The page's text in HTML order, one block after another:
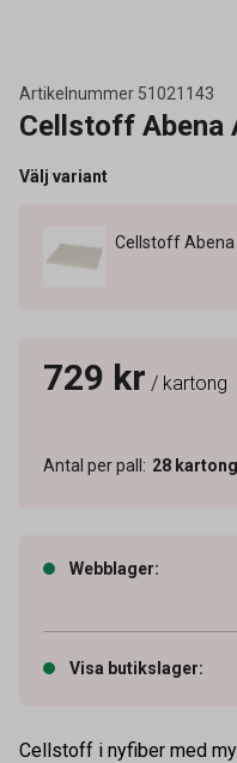
Artikelnummer 51021143
Cellstoff Abena
Välj variant
Cellstoff Abena
729 kr / kartong
Antal per pall : 28
Webblager:
Visa butikslager:
Cellstoff i nyfiber med